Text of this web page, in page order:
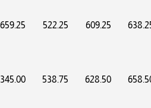
609.25
522.25
628.50
538.75